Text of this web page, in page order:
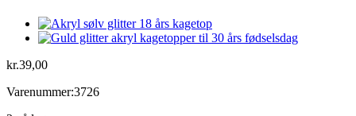
kr.39,00
Varenummer:3726